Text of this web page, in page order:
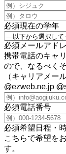
必須現在の学年
必須 メールアド
携帯電話のキャ
ので、なるべく
（キャリアメー
@ezweb.ne.jp
必須電話番号
必須希望日程・
こちらで希望を
す。